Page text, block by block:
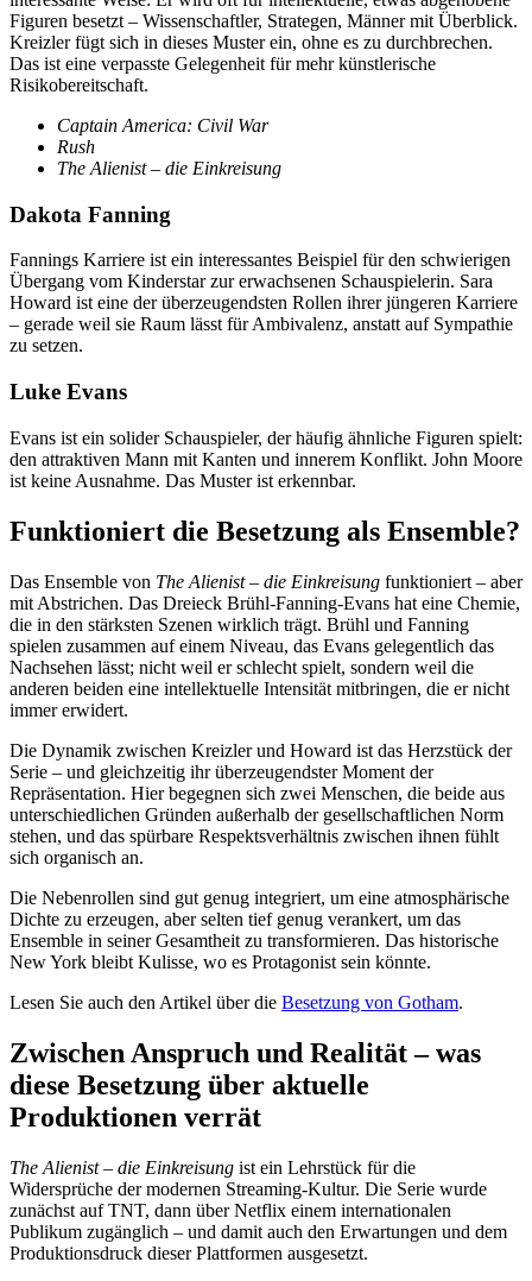
Figuren besetzt – Wissenschaftler, Strategen, Männer mit Überblick.
Kreizler fügt sich in dieses Muster ein, ohne es zu durchbrechen.
Das ist eine verpasste Gelegenheit für mehr künstlerische
Risikobereitschaft.
Captain America: Civil War
Rush
The Alienist – die Einkreisung
Dakota Fanning
Fannings Karriere ist ein interessantes Beispiel für den schwierigen
Übergang vom Kinderstar zur erwachsenen Schauspielerin. Sara
Howard ist eine der überzeugendsten Rollen ihrer jüngeren Karriere
– gerade weil sie Raum lässt für Ambivalenz, anstatt auf Sympathie
zu setzen.
Luke Evans
Evans ist ein solider Schauspieler, der häufig ähnliche Figuren spielt:
den attraktiven Mann mit Kanten und innerem Konflikt. John Moore
ist keine Ausnahme. Das Muster ist erkennbar.
Funktioniert die Besetzung als Ensemble?
Das Ensemble von The Alienist – die Einkreisung funktioniert – aber
mit Abstrichen. Das Dreieck Brühl-Fanning-Evans hat eine Chemie,
die in den stärksten Szenen wirklich trägt. Brühl und Fanning
spielen zusammen auf einem Niveau, das Evans gelegentlich das
Nachsehen lässt; nicht weil er schlecht spielt, sondern weil die
anderen beiden eine intellektuelle Intensität mitbringen, die er nicht
immer erwidert.
Die Dynamik zwischen Kreizler und Howard ist das Herzstück der
Serie – und gleichzeitig ihr überzeugendster Moment der
Repräsentation. Hier begegnen sich zwei Menschen, die beide aus
unterschiedlichen Gründen außerhalb der gesellschaftlichen Norm
stehen, und das spürbare Respektsverhältnis zwischen ihnen fühlt
sich organisch an.
Die Nebenrollen sind gut genug integriert, um eine atmosphärische
Dichte zu erzeugen, aber selten tief genug verankert, um das
Ensemble in seiner Gesamtheit zu transformieren. Das historische
New York bleibt Kulisse, wo es Protagonist sein könnte.
Lesen Sie auch den Artikel über die Besetzung von Gotham.
Zwischen Anspruch und Realität – was
diese Besetzung über aktuelle
Produktionen verrät
The Alienist – die Einkreisung ist ein Lehrstück für die
Widersprüche der modernen Streaming-Kultur. Die Serie wurde
zunächst auf TNT, dann über Netflix einem internationalen
Publikum zugänglich – und damit auch den Erwartungen und dem
Produktionsdruck dieser Plattformen ausgesetzt.